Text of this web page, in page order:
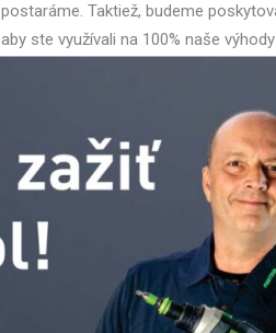
postaráme. Taktiež, budeme
aby ste využívali na 100% naše